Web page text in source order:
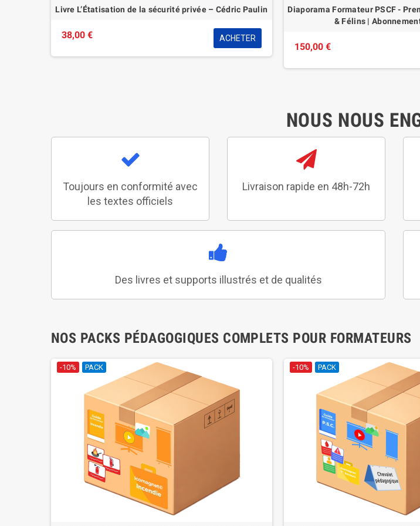
Livre L’Étatisation de la sécurité privée – Cédric Paulin
38,00 € ACHETER
Diaporama Formateur PSCF -
& Félins |
150,00 €
NOUS NOUS
Toujours en conformité avec
les textes officiels
Livraison rapide en 48h-72h
Des livres et supports illustrés et de qualités
NOS PACKS PÉDAGOGIQUES COMPLETS POUR FORMATEURS
-10% PACK -10% PACK